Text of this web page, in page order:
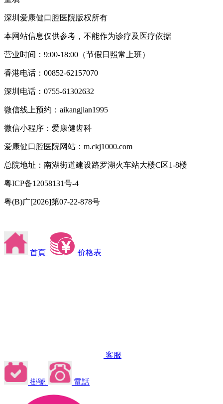
深圳爱康健口腔医院版权所有
本网站信息仅供参考，不能作为诊疗及医疗依据
营业时间：9:00-18:00（节假日照常上班）
香港电话：00852-62157070
深圳电话：0755-61302632
微信线上预约：aikangjian1995
微信小程序：爱康健齿科
爱康健口腔医院网站：m.ckj1000.com
总院地址：南湖街道建设路罗湖火车站大楼C区1-8楼
粤ICP备12058131号-4
粤(B)广[2026]第07-22-878号
首頁 价格表
客服
掛號 電話